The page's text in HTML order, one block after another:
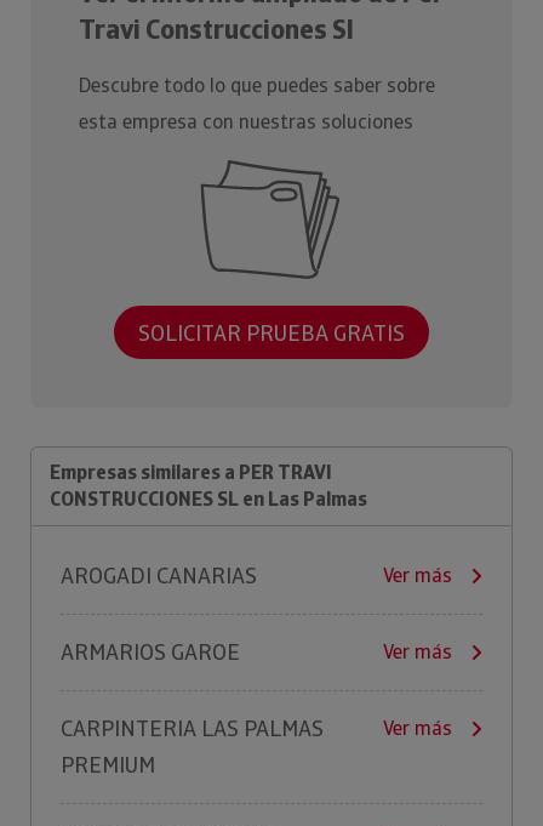
Travi Construcciones Sl
Descubre todo lo que puedes saber sobre
esta empresa con nuestras soluciones
SOLICITAR PRUEBA GRATIS
Empresas similares a PER TRAVI
CONSTRUCCIONES SL en Las Palmas
AROGADI CANARIAS Ver más
ARMARIOS GAROE Ver más
CARPINTERIA LAS PALMAS
PREMIUM
Ver más